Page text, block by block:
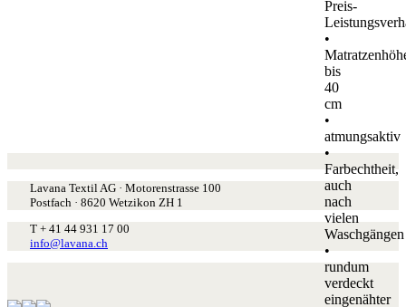
Preis-
•
bis
40
cm
•
atmungsaktiv
•
Farbechtheit,
auch
nach
vielen
Waschgängen
•
rundum
verdeckt
eingenähter
Lavana Textil AG · Motorenstrasse 100
Postfach · 8620 Wetzikon ZH 1
T + 41 44 931 17 00
info@lavana.ch